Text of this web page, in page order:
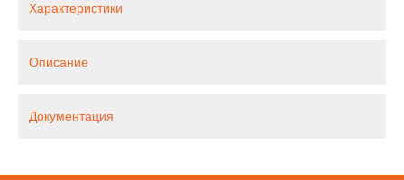
Характеристики
Описание
Документация